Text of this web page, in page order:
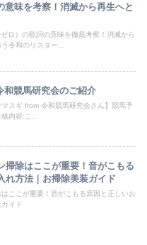
意味を考察！消滅から再生へと
ロ）の歌詞の意味を徹底考察！消滅から
令和のリスター...
競馬研究会のご紹介
マスギ from 令和競馬研究会さん】競馬予
内容:こ...
掃除はここが重要！音がこもる
れ方法｜お掃除美装ガイド
ここが重要！音がこもる原因と正しいお
イド